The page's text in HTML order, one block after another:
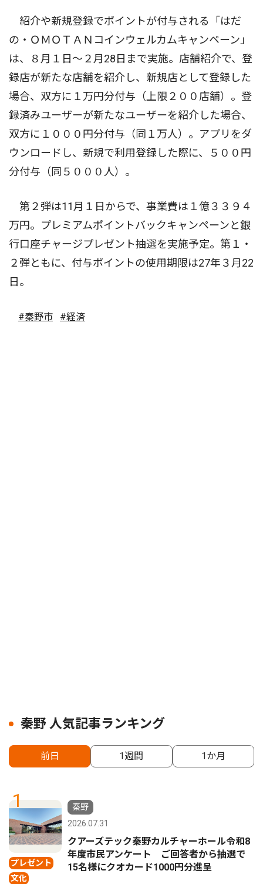
紹介や新規登録でポイントが付与される「はだ
の・ＯＭＯＴＡＮコインウェルカムキャンペーン」
は、８月１日〜２月28日まで実施。店舗紹介で、登
録店が新たな店舗を紹介し、新規店として登録した
場合、双方に１万円分付与（上限２００店舗）。登
録済みユーザーが新たなユーザーを紹介した場合、
双方に１０００円分付与（同１万人）。アプリをダ
ウンロードし、新規で利用登録した際に、５００円
分付与（同５０００人）。
第２弾は11月１日からで、事業費は１億３３９４
万円。プレミアムポイントバックキャンペーンと銀
行口座チャージプレゼント抽選を実施予定。第１・
２弾ともに、付与ポイントの使用期限は27年３月22
日。
#秦野市 #経済
秦野 人気記事ランキング
前日 1週間 1か月
1
プレゼント
文化
秦野
2026.07.31
クアーズテック秦野カルチャーホール令和8
年度市民アンケート ご回答者から抽選で
15名様にクオカード1000円分進呈